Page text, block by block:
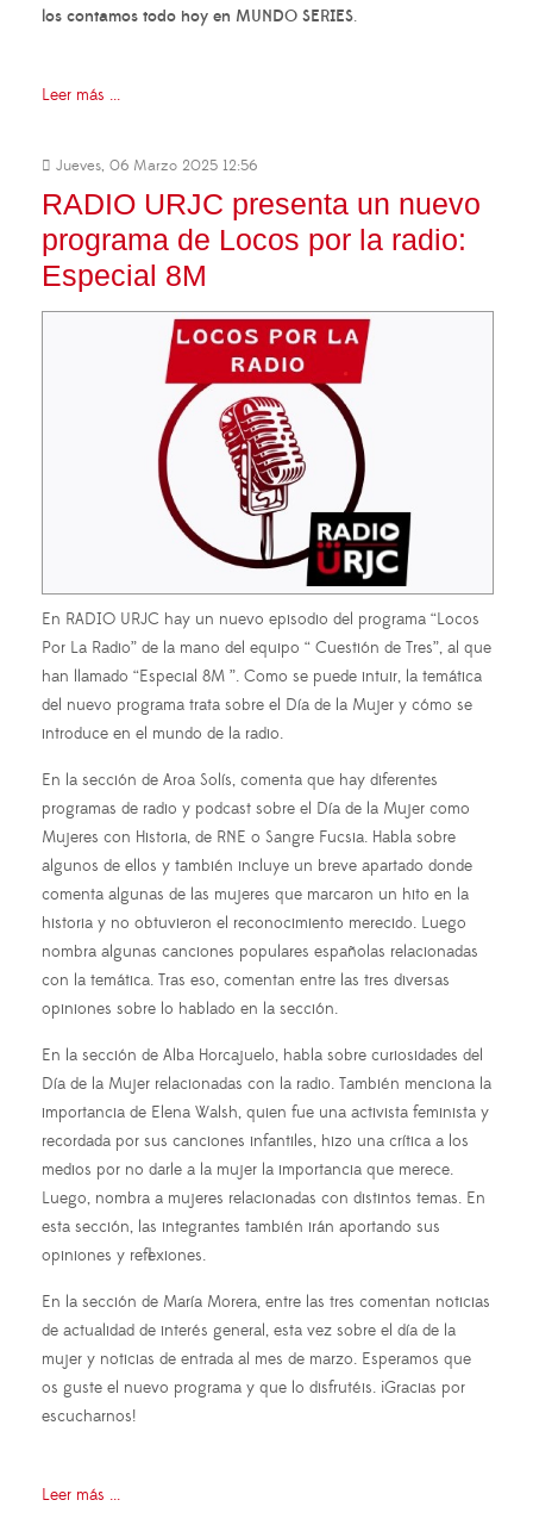
los contamos todo hoy en MUNDO SERIES.
Leer más ...
Jueves, 06 Marzo 2025 12:56
RADIO URJC presenta un nuevo
programa de Locos por la radio:
Especial 8M
En RADIO URJC hay un nuevo episodio del programa “Locos
Por La Radio” de la mano del equipo “ Cuestión de Tres”, al que
han llamado “Especial 8M ”. Como se puede intuir, la temática
del nuevo programa trata sobre el Día de la Mujer y cómo se
introduce en el mundo de la radio.
En la sección de Aroa Solís, comenta que hay diferentes
programas de radio y podcast sobre el Día de la Mujer como
Mujeres con Historia, de RNE o Sangre Fucsia. Habla sobre
algunos de ellos y también incluye un breve apartado donde
comenta algunas de las mujeres que marcaron un hito en la
historia y no obtuvieron el reconocimiento merecido. Luego
nombra algunas canciones populares españolas relacionadas
con la temática. Tras eso, comentan entre las tres diversas
opiniones sobre lo hablado en la sección.
En la sección de Alba Horcajuelo, habla sobre curiosidades del
Día de la Mujer relacionadas con la radio. También menciona la
importancia de Elena Walsh, quien fue una activista feminista y
recordada por sus canciones infantiles, hizo una crítica a los
medios por no darle a la mujer la importancia que merece.
Luego, nombra a mujeres relacionadas con distintos temas. En
esta sección, las integrantes también irán aportando sus
opiniones y reflexiones.
En la sección de María Morera, entre las tres comentan noticias
de actualidad de interés general, esta vez sobre el día de la
mujer y noticias de entrada al mes de marzo. Esperamos que
os guste el nuevo programa y que lo disfrutéis. ¡Gracias por
escucharnos!
Leer más ...